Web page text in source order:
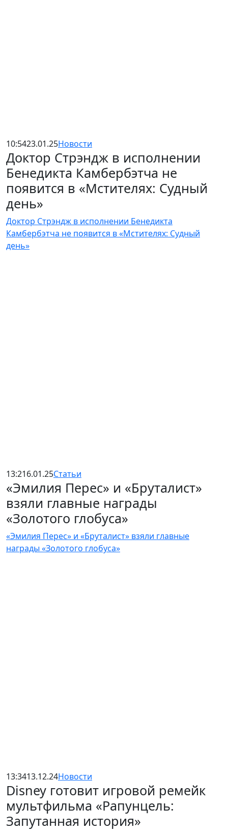
10:5423.01.25Новости
Доктор Стрэндж в исполнении
Бенедикта Камбербэтча не
появится в «Мстителях: Судный
день»
Доктор Стрэндж в исполнении Бенедикта
Камбербэтча не появится в «Мстителях: Судный
день»
13:216.01.25Статьи
«Эмилия Перес» и «Бруталист»
взяли главные награды
«Золотого глобуса»
«Эмилия Перес» и «Бруталист» взяли главные
награды «Золотого глобуса»
13:3413.12.24Новости
Disney готовит игровой ремейк
мультфильма «Рапунцель:
Запутанная история»